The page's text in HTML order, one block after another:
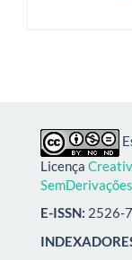
Licença
E-ISSN: 2526-